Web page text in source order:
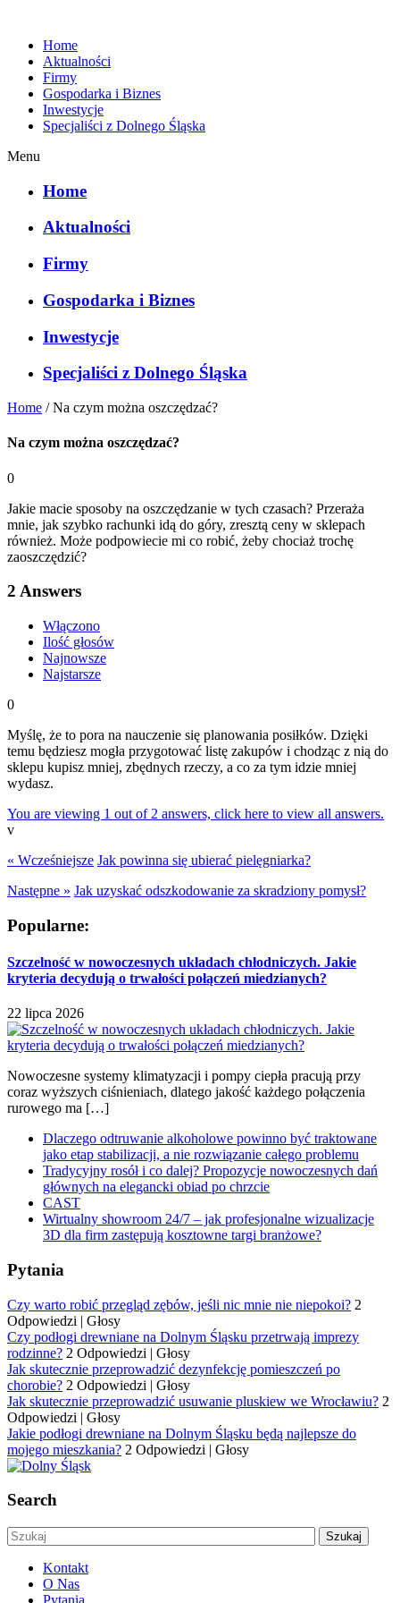
Home
Aktualności
Firmy
Gospodarka i Biznes
Inwestycje
Specjaliści z Dolnego Śląska
Menu
Home
Aktualności
Firmy
Gospodarka i Biznes
Inwestycje
Specjaliści z Dolnego Śląska
Home /Na czym można oszczędzać?
Na czym można oszczędzać?
0
Jakie macie sposoby na oszczędzanie w tych czasach? Przeraża
mnie, jak szybko rachunki idą do góry, zresztą ceny w sklepach
również. Może podpowiecie mi co robić, żeby chociaż trochę
zaoszczędzić?
2 Answers
Włączono
Ilość głosów
Najnowsze
Najstarsze
0
Myślę, że to pora na nauczenie się planowania posiłków. Dzięki
temu będziesz mogła przygotować listę zakupów i chodząc z nią do
sklepu kupisz mniej, zbędnych rzeczy, a co za tym idzie mniej
wydasz.
You are viewing 1 out of 2 answers, click here to view all answers.
v
« Wcześniejsze Jak powinna się ubierać pielęgniarka?
Następne » Jak uzyskać odszkodowanie za skradziony pomysł?
Popularne:
Szczelność w nowoczesnych układach chłodniczych. Jakie
kryteria decydują o trwałości połączeń miedzianych?
22 lipca 2026
Nowoczesne systemy klimatyzacji i pompy ciepła pracują przy
coraz wyższych ciśnieniach, dlatego jakość każdego połączenia
rurowego ma […]
Dlaczego odtruwanie alkoholowe powinno być traktowane
jako etap stabilizacji, a nie rozwiązanie całego problemu
Tradycyjny rosół i co dalej? Propozycje nowoczesnych dań
głównych na elegancki obiad po chrzcie
CAST
Wirtualny showroom 24/7 – jak profesjonalne wizualizacje
3D dla firm zastępują kosztowne targi branżowe?
Pytania
Czy warto robić przegląd zębów, jeśli nic mnie nie niepokoi? 2
Odpowiedzi | Głosy
Czy podłogi drewniane na Dolnym Śląsku przetrwają imprezy
rodzinne? 2 Odpowiedzi | Głosy
Jak skutecznie przeprowadzić dezynfekcję pomieszczeń po
chorobie? 2 Odpowiedzi | Głosy
Jak skutecznie przeprowadzić usuwanie pluskiew we Wrocławiu? 2
Odpowiedzi | Głosy
Jakie podłogi drewniane na Dolnym Śląsku będą najlepsze do
mojego mieszkania? 2 Odpowiedzi | Głosy
Search
Kontakt
O Nas
Pytania